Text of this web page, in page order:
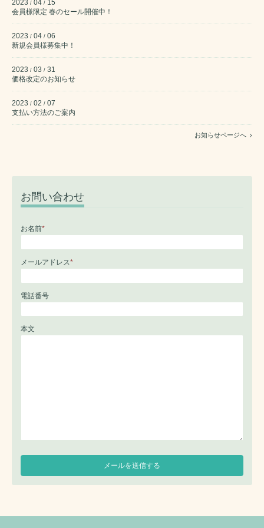
2023 / 04 / 15
会員様限定 春のセール開催中！
2023 / 04 / 06
新規会員様募集中！
2023 / 03 / 31
価格改定のお知らせ
2023 / 02 / 07
支払い方法のご案内
お知らせページへ
お問い合わせ
お名前*
メールアドレス*
電話番号
本文